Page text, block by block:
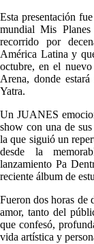
Esta presentación
mundial Mis
recorrido por
América Latina y
octubre, en el
Arena, donde
Yatra.
Un JUANES
show con una de
la que siguió un
desde la
lanzamiento Pa
reciente álbum de
Fueron dos horas de
amor, tanto del
que confesó,
vida artística y